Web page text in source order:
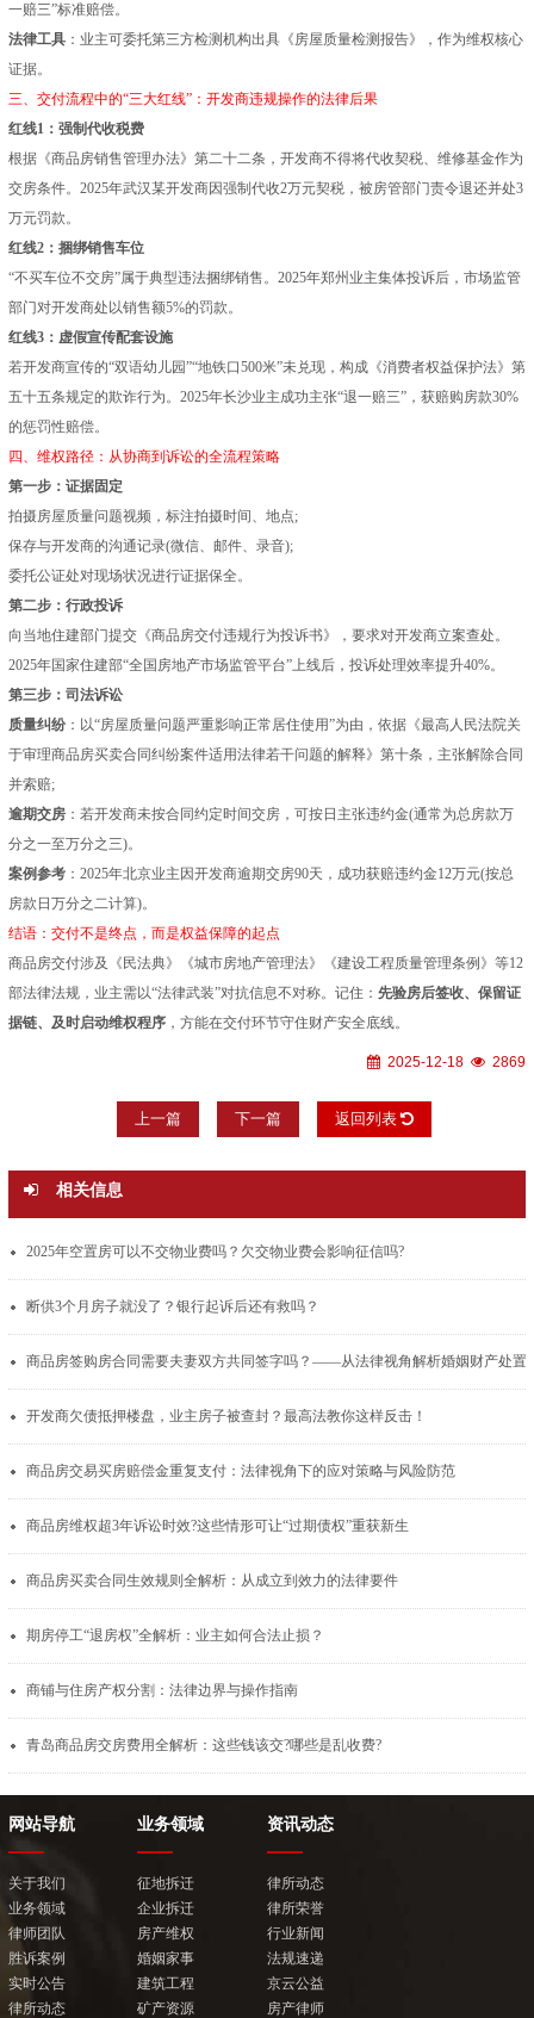
一赔三”标准赔偿。
法律工具：业主可委托第三方检测机构出具《房屋质量检测报告》，作为维权核心
证据。
三、交付流程中的“三大红线”：开发商违规操作的法律后果
红线1：强制代收税费
根据《商品房销售管理办法》第二十二条，开发商不得将代收契税、维修基金作为
交房条件。2025年武汉某开发商因强制代收2万元契税，被房管部门责令退还并处3
万元罚款。
红线2：捆绑销售车位
“不买车位不交房”属于典型违法捆绑销售。2025年郑州业主集体投诉后，市场监管
部门对开发商处以销售额5%的罚款。
红线3：虚假宣传配套设施
若开发商宣传的“双语幼儿园”“地铁口500米”未兑现，构成《消费者权益保护法》第
五十五条规定的欺诈行为。2025年长沙业主成功主张“退一赔三”，获赔购房款30%
的惩罚性赔偿。
四、维权路径：从协商到诉讼的全流程策略
第一步：证据固定
拍摄房屋质量问题视频，标注拍摄时间、地点;
保存与开发商的沟通记录(微信、邮件、录音);
委托公证处对现场状况进行证据保全。
第二步：行政投诉
向当地住建部门提交《商品房交付违规行为投诉书》，要求对开发商立案查处。
2025年国家住建部“全国房地产市场监管平台”上线后，投诉处理效率提升40%。
第三步：司法诉讼
质量纠纷：以“房屋质量问题严重影响正常居住使用”为由，依据《最高人民法院关
于审理商品房买卖合同纠纷案件适用法律若干问题的解释》第十条，主张解除合同
并索赔;
逾期交房：若开发商未按合同约定时间交房，可按日主张违约金(通常为总房款万
分之一至万分之三)。
案例参考：2025年北京业主因开发商逾期交房90天，成功获赔违约金12万元(按总
房款日万分之二计算)。
结语：交付不是终点，而是权益保障的起点
商品房交付涉及《民法典》《城市房地产管理法》《建设工程质量管理条例》等12
部法律法规，业主需以“法律武装”对抗信息不对称。记住： 先验房后签收、保留证
据链、及时启动维权程序，方能在交付环节守住财产安全底线。
2025-12-18 2869
上一篇 下一篇 返回列表
相关信息
2025年空置房可以不交物业费吗？欠交物业费会影响征信吗?
断供3个月房子就没了？银行起诉后还有救吗？
开发商欠债抵押楼盘，业主房子被查封？最高法教你这样反击！
商品房交易买房赔偿金重复支付：法律视角下的应对策略与风险防范
商品房维权超3年诉讼时效?这些情形可让“过期债权”重获新生
商品房买卖合同生效规则全解析：从成立到效力的法律要件
期房停工“退房权”全解析：业主如何合法止损？
商铺与住房产权分割：法律边界与操作指南
青岛商品房交房费用全解析：这些钱该交?哪些是乱收费?
网站导航
关于我们
业务领域
律师团队
胜诉案例
实时公告
律所动态
业务领域
征地拆迁
企业拆迁
房产维权
婚姻家事
建筑工程
矿产资源
资讯动态
律所动态
律所荣誉
行业新闻
法规速递
京云公益
房产律师